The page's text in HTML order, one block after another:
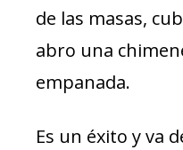
de las masas,
abro una
empanada.
Es un éxito y va